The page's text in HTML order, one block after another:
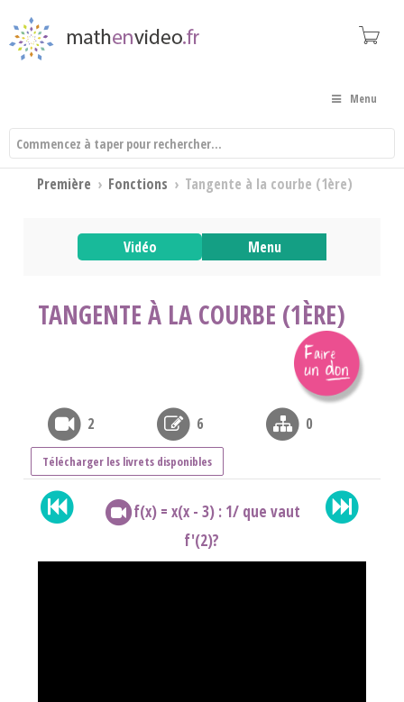
Menu
Première › Fonctions › Tangente à la courbe (1ère)
Vidéo Menu
TANGENTE À LA COURBE (1ÈRE)
2 6 0
Télécharger les livrets disponibles
f(x) = x(x - 3) : 1/ que vaut
f'(2)?